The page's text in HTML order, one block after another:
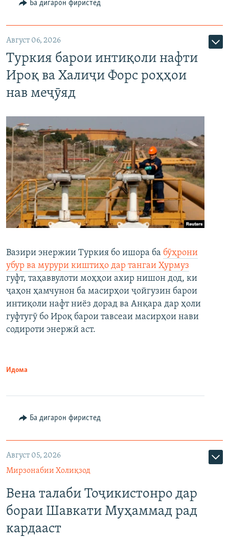
Ба дигарон фиристед
Август 06, 2026
Туркия барои интиқоли нафти
Ироқ ва Халиҷи Форс роҳҳои
нав меҷӯяд
Вазири энержии Туркия бо ишора ба бӯҳрони
убур ва мурури киштиҳо дар тангаи Ҳурмуз
гуфт, таҳаввулоти моҳҳои ахир нишон дод, ки
ҷаҳон ҳамчунон ба масирҳои ҷойгузин барои
интиқоли нафт ниёз дорад ва Анқара дар ҳоли
гуфтугӯ бо Ироқ барои тавсеаи масирҳои нави
содироти энержӣ аст.
Идома
Ба дигарон фиристед
Август 05, 2026
Мирзонабии Холиқзод
Вена талаби Тоҷикистонро дар
бораи Шавкати Муҳаммад рад
кардааст